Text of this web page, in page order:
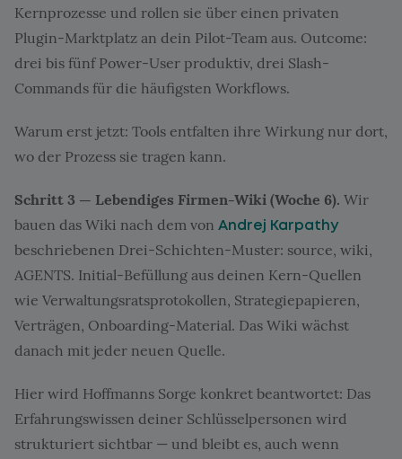
Kernprozesse und rollen sie über einen privaten
Plugin-Marktplatz an dein Pilot-Team aus. Outcome:
drei bis fünf Power-User produktiv, drei Slash-
Commands für die häufigsten Workflows.
Warum erst jetzt: Tools entfalten ihre Wirkung nur dort,
wo der Prozess sie tragen kann.
Schritt 3 — Lebendiges Firmen-Wiki (Woche 6). Wir
bauen das Wiki nach dem von Andrej Karpathy
beschriebenen Drei-Schichten-Muster: source, wiki,
AGENTS. Initial-Befüllung aus deinen Kern-Quellen
wie Verwaltungsratsprotokollen, Strategiepapieren,
Verträgen, Onboarding-Material. Das Wiki wächst
danach mit jeder neuen Quelle.
Hier wird Hoffmanns Sorge konkret beantwortet: Das
Erfahrungswissen deiner Schlüsselpersonen wird
strukturiert sichtbar — und bleibt es, auch wenn